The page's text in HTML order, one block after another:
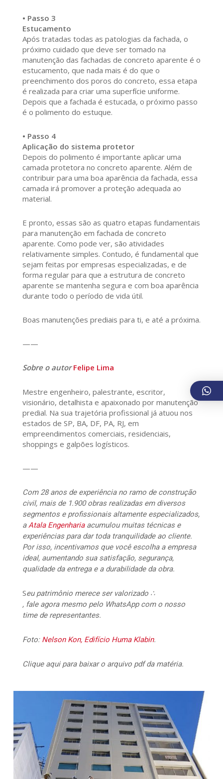
• Passo 3
Estucamento
Após tratadas todas as patologias da fachada, o
próximo cuidado que deve ser tomado na
manutenção das fachadas de concreto aparente é o
estucamento, que nada mais é do que o
preenchimento dos poros do concreto, essa etapa
é realizada para criar uma superfície uniforme.
Depois que a fachada é estucada, o próximo passo
é o polimento do estuque.
• Passo 4
Aplicação do sistema protetor
Depois do polimento é importante aplicar uma
camada protetora no concreto aparente. Além de
contribuir para uma boa aparência da fachada, essa
camada irá promover a proteção adequada ao
material.
E pronto, essas são as quatro etapas fundamentais
para manutenção em fachada de concreto
aparente. Como pode ver, são atividades
relativamente simples. Contudo, é fundamental que
sejam feitas por empresas especializadas, e de
forma regular para que a estrutura de concreto
aparente se mantenha segura e com boa aparência
durante todo o período de vida útil.
Boas manutenções prediais para ti, e até a próxima.
——
Sobre o autorFelipe Lima
Mestre engenheiro, palestrante, escritor,
visionário, detalhista e apaixonado por manutenção
predial. Na sua trajetória profissional já atuou nos
estados de SP, BA, DF, PA, RJ, em
empreendimentos comerciais, residenciais,
shoppings e galpões logísticos.
——
Com 28 anos de experiência no ramo de construção
civil, mais de 1.900 obras realizadas em diversos
segmentos e profissionais altamente especializados,
aAtala Engenhariaacumulou muitas técnicas e
experiências para dar toda tranquilidade ao cliente.
Por isso, incentivamos que você escolha a empresa
ideal, aumentando sua satisfação, segurança,
qualidade da entrega e a durabilidade da obra.
Seu patrimônio merece ser valorizado ∴
, fale agora mesmo pelo WhatsApp com o nosso
time de representantes.
Foto: Nelson Kon, Edifício Huma Klabin.
Clique aqui para baixar o arquivo pdf da matéria.